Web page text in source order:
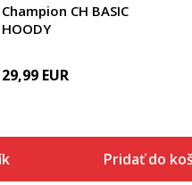
Champion CH BASIC
HOODY
29,99 EUR
Pridať do